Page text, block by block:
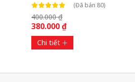
(Đã bán 80)
400.000 ₫
380.000 ₫
Chi tiết